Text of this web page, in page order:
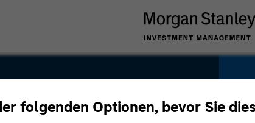
folgenden Optionen, bevor Sie